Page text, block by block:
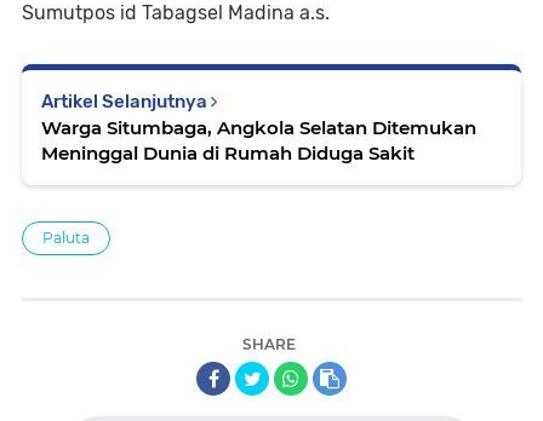
Sumutpos id Tabagsel Madina a.s.
Artikel Selanjutnya
Warga Situmbaga, Angkola Selatan Ditemukan
Meninggal Dunia di Rumah Diduga Sakit
Paluta
SHARE